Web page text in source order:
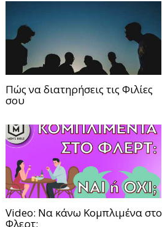
Πώς να διατηρήσεις τις Φιλίες
σου
Video: Να κάνω Κομπλιμένα στο
Φλερτ;